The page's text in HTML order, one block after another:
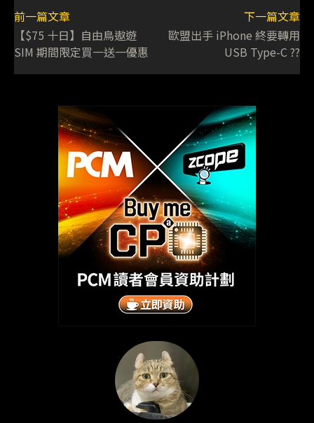
前一篇文章
【$75 十日】自由鳥遨遊
SIM 期間限定買一送一優惠
下一篇文章
歐盟出手 iPhone 終要轉用
USB Type-C ??